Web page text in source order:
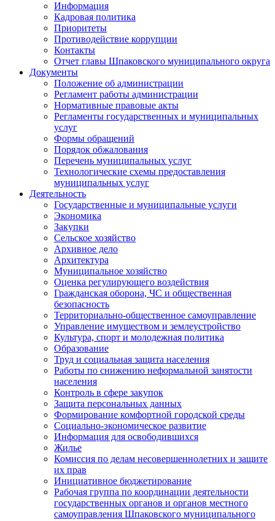
Информация
Кадровая политика
Приоритеты
Противодействие коррупции
Контакты
Отчет главы Шпаковского муниципального округа
Документы
Положение об администрации
Регламент работы администрации
Нормативные правовые акты
Регламенты государственных и муниципальных
услуг
Формы обращений
Порядок обжалования
Перечень муниципальных услуг
Технологические схемы предоставления
муниципальных услуг
Деятельность
Государственные и муниципальные услуги
Экономика
Закупки
Сельское хозяйство
Архивное дело
Архитектура
Муниципальное хозяйство
Оценка регулирующего воздействия
Гражданская оборона, ЧС и общественная
безопасность
Территориально-общественное самоуправление
Управление имуществом и землеустройство
Культура, спорт и молодежная политика
Образование
Труд и социальная защита населения
Работы по снижению неформальной занятости
населения
Контроль в сфере закупок
Защита персональных данных
Формирование комфортной городской среды
Социально-экономическое развитие
Информация для освободившихся
Жилье
Комиссия по делам несовершеннолетних и защите
их прав
Инициативное бюджетирование
Рабочая группа по координации деятельности
государственных органов и органов местного
самоуправления Шпаковского муниципального